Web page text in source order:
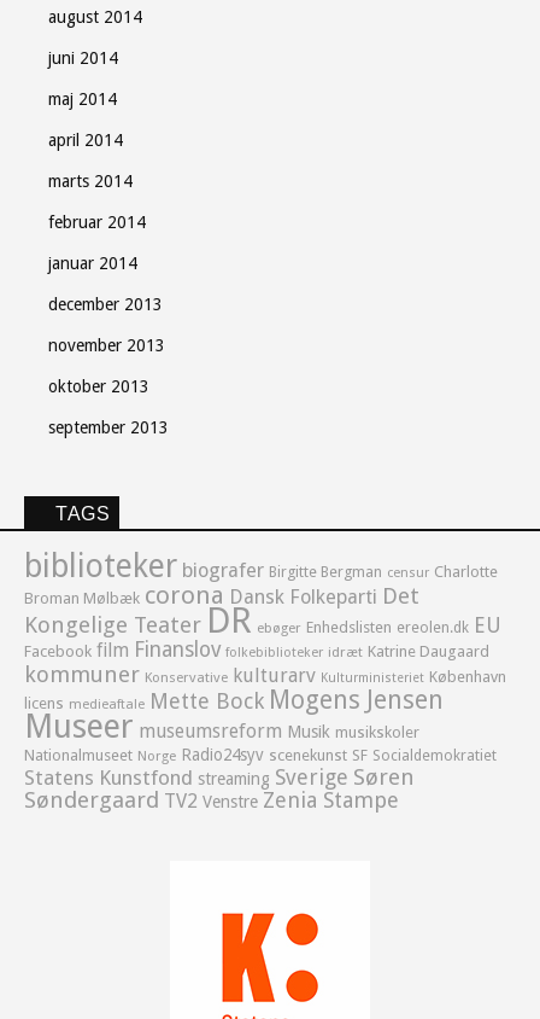
august 2014
juni 2014
maj 2014
april 2014
marts 2014
februar 2014
januar 2014
december 2013
november 2013
oktober 2013
september 2013
TAGS
biblioteker biografer Birgitte Bergman censur Charlotte
Broman Mølbæk corona Dansk Folkeparti Det
Kongelige Teater DR ebøger Enhedslisten ereolen.dk EU
Facebook film Finanslov folkebiblioteker idræt Katrine Daugaard
kommuner Konservative kulturarv Kulturministeriet København
licens medieaftale Mette Bock Mogens Jensen
Museer museumsreform Musik musikskoler
Nationalmuseet Norge Radio24syv scenekunst SF Socialdemokratiet
Statens Kunstfond streaming Sverige Søren
Søndergaard TV2 Venstre Zenia Stampe